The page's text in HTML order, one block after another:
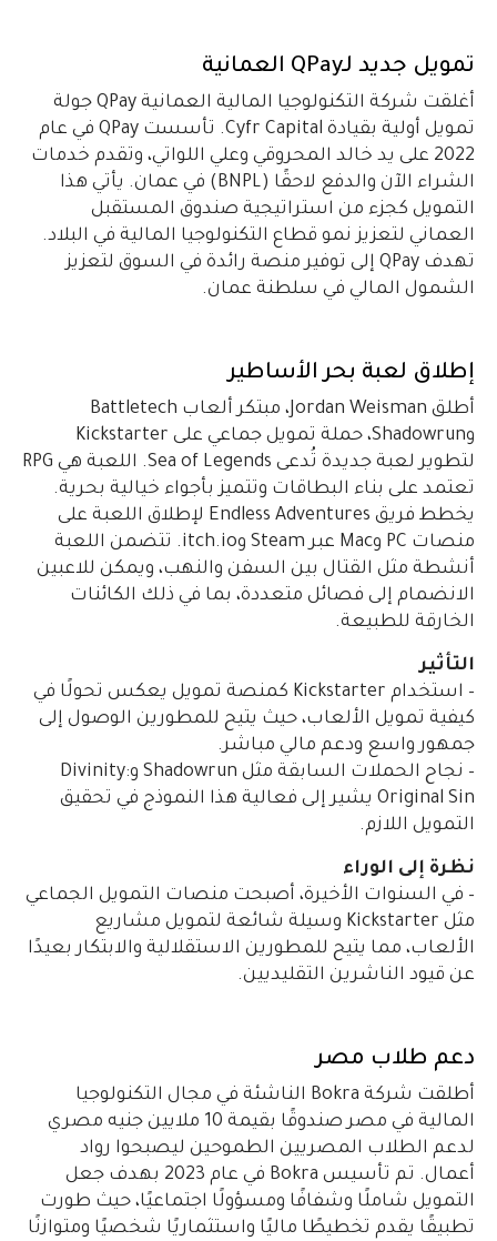
تمويل جديد لـQPay العمانية
أغلقت شركة التكنولوجيا المالية العمانية QPay جولة
تمويل أولية بقيادة Cyfr Capital. تأسست QPay في عام
2022 على يد خالد المحروقي وعلي اللواتي، وتقدم خدمات
الشراء الآن والدفع لاحقًا (BNPL) في عمان. يأتي هذا
التمويل كجزء من استراتيجية صندوق المستقبل
العماني لتعزيز نمو قطاع التكنولوجيا المالية في البلاد.
تهدف QPay إلى توفير منصة رائدة في السوق لتعزيز
الشمول المالي في سلطنة عمان.
إطلاق لعبة بحر الأساطير
أطلق Jordan Weisman، مبتكر ألعاب Battletech
وShadowrun، حملة تمويل جماعي على Kickstarter
لتطوير لعبة جديدة تُدعى Sea of Legends. اللعبة هي RPG
تعتمد على بناء البطاقات وتتميز بأجواء خيالية بحرية.
يخطط فريق Endless Adventures لإطلاق اللعبة على
منصات PC وMac عبر Steam وitch.io. تتضمن اللعبة
أنشطة مثل القتال بين السفن والنهب، ويمكن للاعبين
الانضمام إلى فصائل متعددة، بما في ذلك الكائنات
الخارقة للطبيعة.
التأثير
– استخدام Kickstarter كمنصة تمويل يعكس تحولًا في
كيفية تمويل الألعاب، حيث يتيح للمطورين الوصول إلى
جمهور واسع ودعم مالي مباشر.
– نجاح الحملات السابقة مثل Shadowrun وDivinity:
Original Sin يشير إلى فعالية هذا النموذج في تحقيق
التمويل اللازم.
نظرة إلى الوراء
– في السنوات الأخيرة، أصبحت منصات التمويل الجماعي
مثل Kickstarter وسيلة شائعة لتمويل مشاريع
الألعاب، مما يتيح للمطورين الاستقلالية والابتكار بعيدًا
عن قيود الناشرين التقليديين.
دعم طلاب مصر
أطلقت شركة Bokra الناشئة في مجال التكنولوجيا
المالية في مصر صندوقًا بقيمة 10 ملايين جنيه مصري
لدعم الطلاب المصريين الطموحين ليصبحوا رواد
أعمال. تم تأسيس Bokra في عام 2023 بهدف جعل
التمويل شاملًا وشفافًا ومسؤولًا اجتماعيًا، حيث طورت
تطبيقًا يقدم تخطيطًا ماليًا واستثماريًا شخصيًا ومتوازنًا